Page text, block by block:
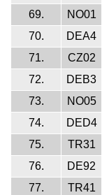
69.
NO01
70.
DEA4
71.
CZ02
72.
DEB3
73.
NO05
74.
DED4
75.
TR31
76.
DE92
77.
TR41